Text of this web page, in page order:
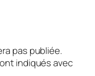
pas publiée.
indiqués avec